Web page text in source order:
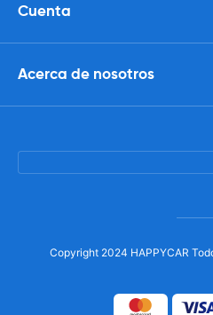
Cuenta
Acerca de nosotros
Copyright 2024 HAPPYCAR